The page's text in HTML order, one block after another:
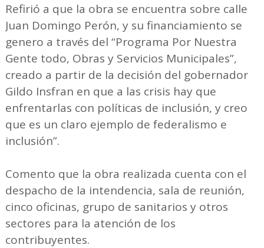
Refirió a que la obra se encuentra sobre calle
Juan Domingo Perón, y su financiamiento se
genero a través del “Programa Por Nuestra
Gente todo, Obras y Servicios Municipales”,
creado a partir de la decisión del gobernador
Gildo Insfran en que a las crisis hay que
enfrentarlas con políticas de inclusión, y creo
que es un claro ejemplo de federalismo e
inclusión”.
Comento que la obra realizada cuenta con el
despacho de la intendencia, sala de reunión,
cinco oficinas, grupo de sanitarios y otros
sectores para la atención de los
contribuyentes.